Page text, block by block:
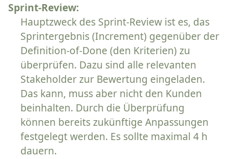
Sprint-Review:
Hauptzweck des Sprint-Review ist es, das
Sprintergebnis (Increment) gegenüber der
Definition-of-Done (den Kriterien) zu
überprüfen. Dazu sind alle relevanten
Stakeholder zur Bewertung eingeladen.
Das kann, muss aber nicht den Kunden
beinhalten. Durch die Überprüfung
können bereits zukünftige Anpassungen
festgelegt werden. Es sollte maximal 4 h
dauern.